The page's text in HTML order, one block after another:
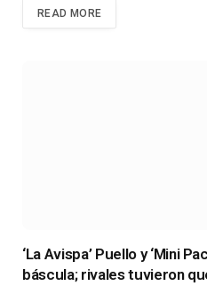
READ MORE
‘La Avispa’ Puello y ‘Mini
báscula; rivales tuvieron